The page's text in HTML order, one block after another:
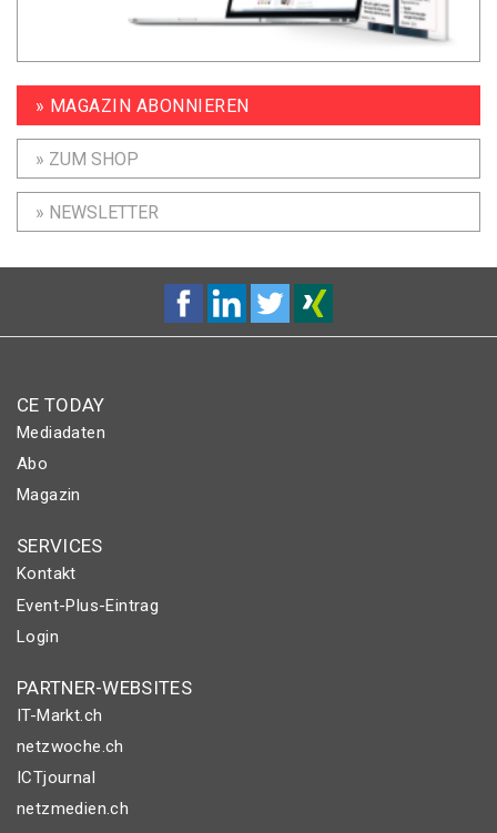
» MAGAZIN ABONNIEREN
» ZUM SHOP
» NEWSLETTER
CE TODAY
Mediadaten
Abo
Magazin
SERVICES
Kontakt
Event-Plus-Eintrag
Login
PARTNER-WEBSITES
IT-Markt.ch
netzwoche.ch
ICTjournal
netzmedien.ch